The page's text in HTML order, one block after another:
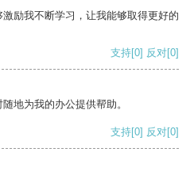
励我不断学习，让我能够取得更好的
支持[0] 反对[0]
地为我的办公提供帮助。
支持[0] 反对[0]